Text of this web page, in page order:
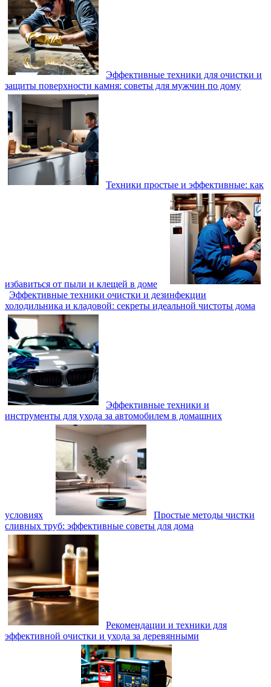
Эффективные техники для очистки и
защиты поверхности камня: советы для мужчин по дому
Техники простые и эффективные: как
избавиться от пыли и клещей в доме
Эффективные техники очистки и дезинфекции
холодильника и кладовой: секреты идеальной чистоты дома
Эффективные техники и
инструменты для ухода за автомобилем в домашних
условиях
Простые методы чистки
сливных труб: эффективные советы для дома
Рекомендации и техники для
эффективной очистки и ухода за деревянными